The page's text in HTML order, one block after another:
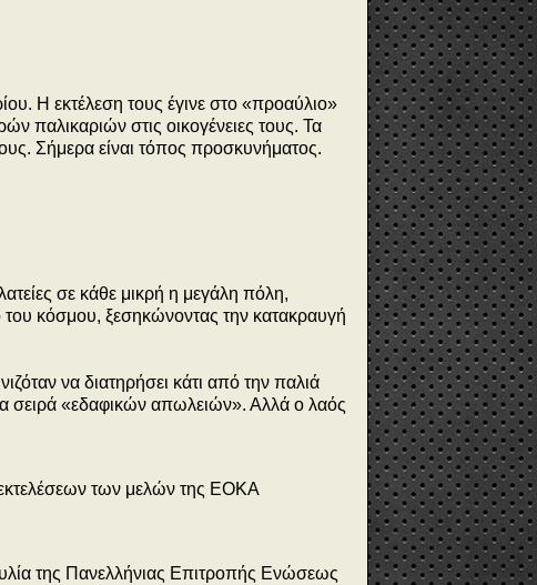
Η εκτέλεση τους έγινε στο «προαύλιο»
παλικαριών στις οικογένειες τους. Τα
Σήμερα είναι τόπος προσκυνήματος.
σε κάθε μικρή η μεγάλη πόλη,
του κόσμου, ξεσηκώνοντας την κατακραυγή
να διατηρήσει κάτι από την παλιά
σειρά «εδαφικών απωλειών». Αλλά ο λαός
των μελών της ΕΟΚΑ
της Πανελλήνιας Επιτροπής Ενώσεως